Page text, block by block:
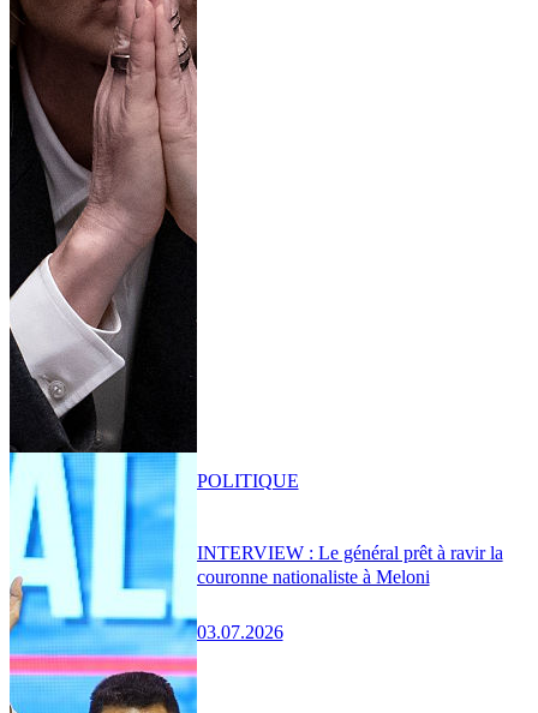
INTERVIEW : Le général prêt à ravir la
couronne nationaliste à Meloni
03.07.2026
POLITIQUE